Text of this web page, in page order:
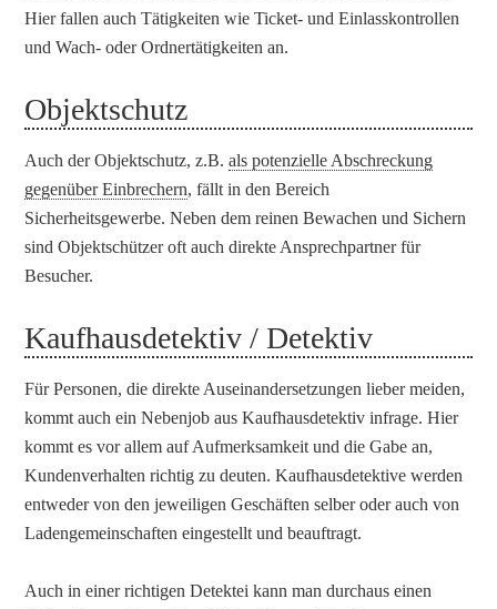
Hier fallen auch Tätigkeiten wie Ticket- und Einlasskontrollen
und Wach- oder Ordnertätigkeiten an.
Objektschutz
Auch der Objektschutz, z.B.als potenzielle Abschreckung
gegenüber Einbrechern, fällt in den Bereich
Sicherheitsgewerbe. Neben dem reinen Bewachen und Sichern
sind Objektschützer oft auch direkte Ansprechpartner für
Besucher.
Kaufhausdetektiv / Detektiv
Für Personen, die direkte Auseinandersetzungen lieber meiden,
kommt auch ein Nebenjob aus Kaufhausdetektiv infrage. Hier
kommt es vor allem auf Aufmerksamkeit und die Gabe an,
Kundenverhalten richtig zu deuten. Kaufhausdetektive werden
entweder von den jeweiligen Geschäften selber oder auch von
Ladengemeinschaften eingestellt und beauftragt.
Auch in einer richtigen Detektei kann man durchaus einen